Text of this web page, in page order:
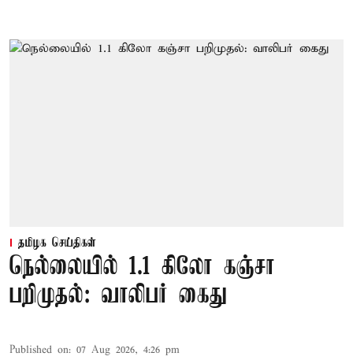
தமிழக செய்திகள்
நெல்லையில் 1.1 கிலோ கஞ்சா
பறிமுதல்: வாலிபர் கைது
Published on: 07 Aug 2026, 4:26 pm